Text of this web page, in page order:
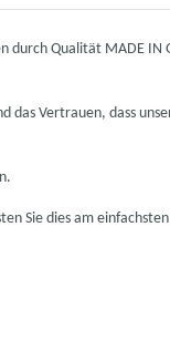
Qualität MADE IN
Vertrauen, dass
Sie dies am